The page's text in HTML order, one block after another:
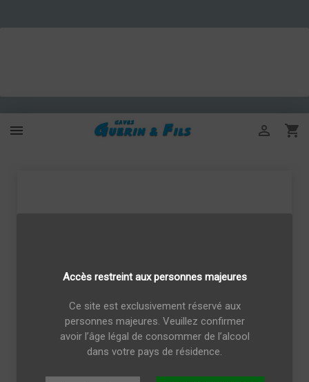
Accès restreint aux personnes majeures
Ce site est exclusivement réservé aux
personnes majeures. Veuillez confirmer
avoir l’âge légal de consommer de l’alcool
dans votre pays de résidence.
 
